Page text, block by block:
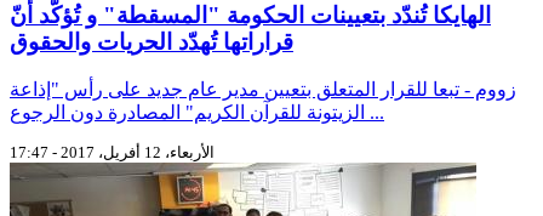
الهايكا تُندّد بتعيينات الحكومة "المسقطة" و تُؤكّد أنّ
قراراتها تُهدّد الحريات والحقوق
زووم - تبعا للقرار المتعلق بتعيين مدير عام جديد على رأس "إذاعة
الزيتونة للقرآن الكريم" المصادرة دون الرجوع ...
الأربعاء، 12 أفريل، 2017 - 17:47